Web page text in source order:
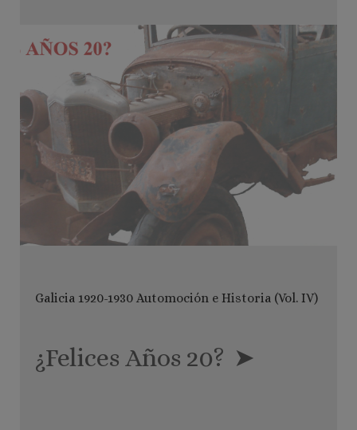
Galicia 1920-1930 Automoción e Historia (Vol. IV)
¿Felices Años 20? ➤